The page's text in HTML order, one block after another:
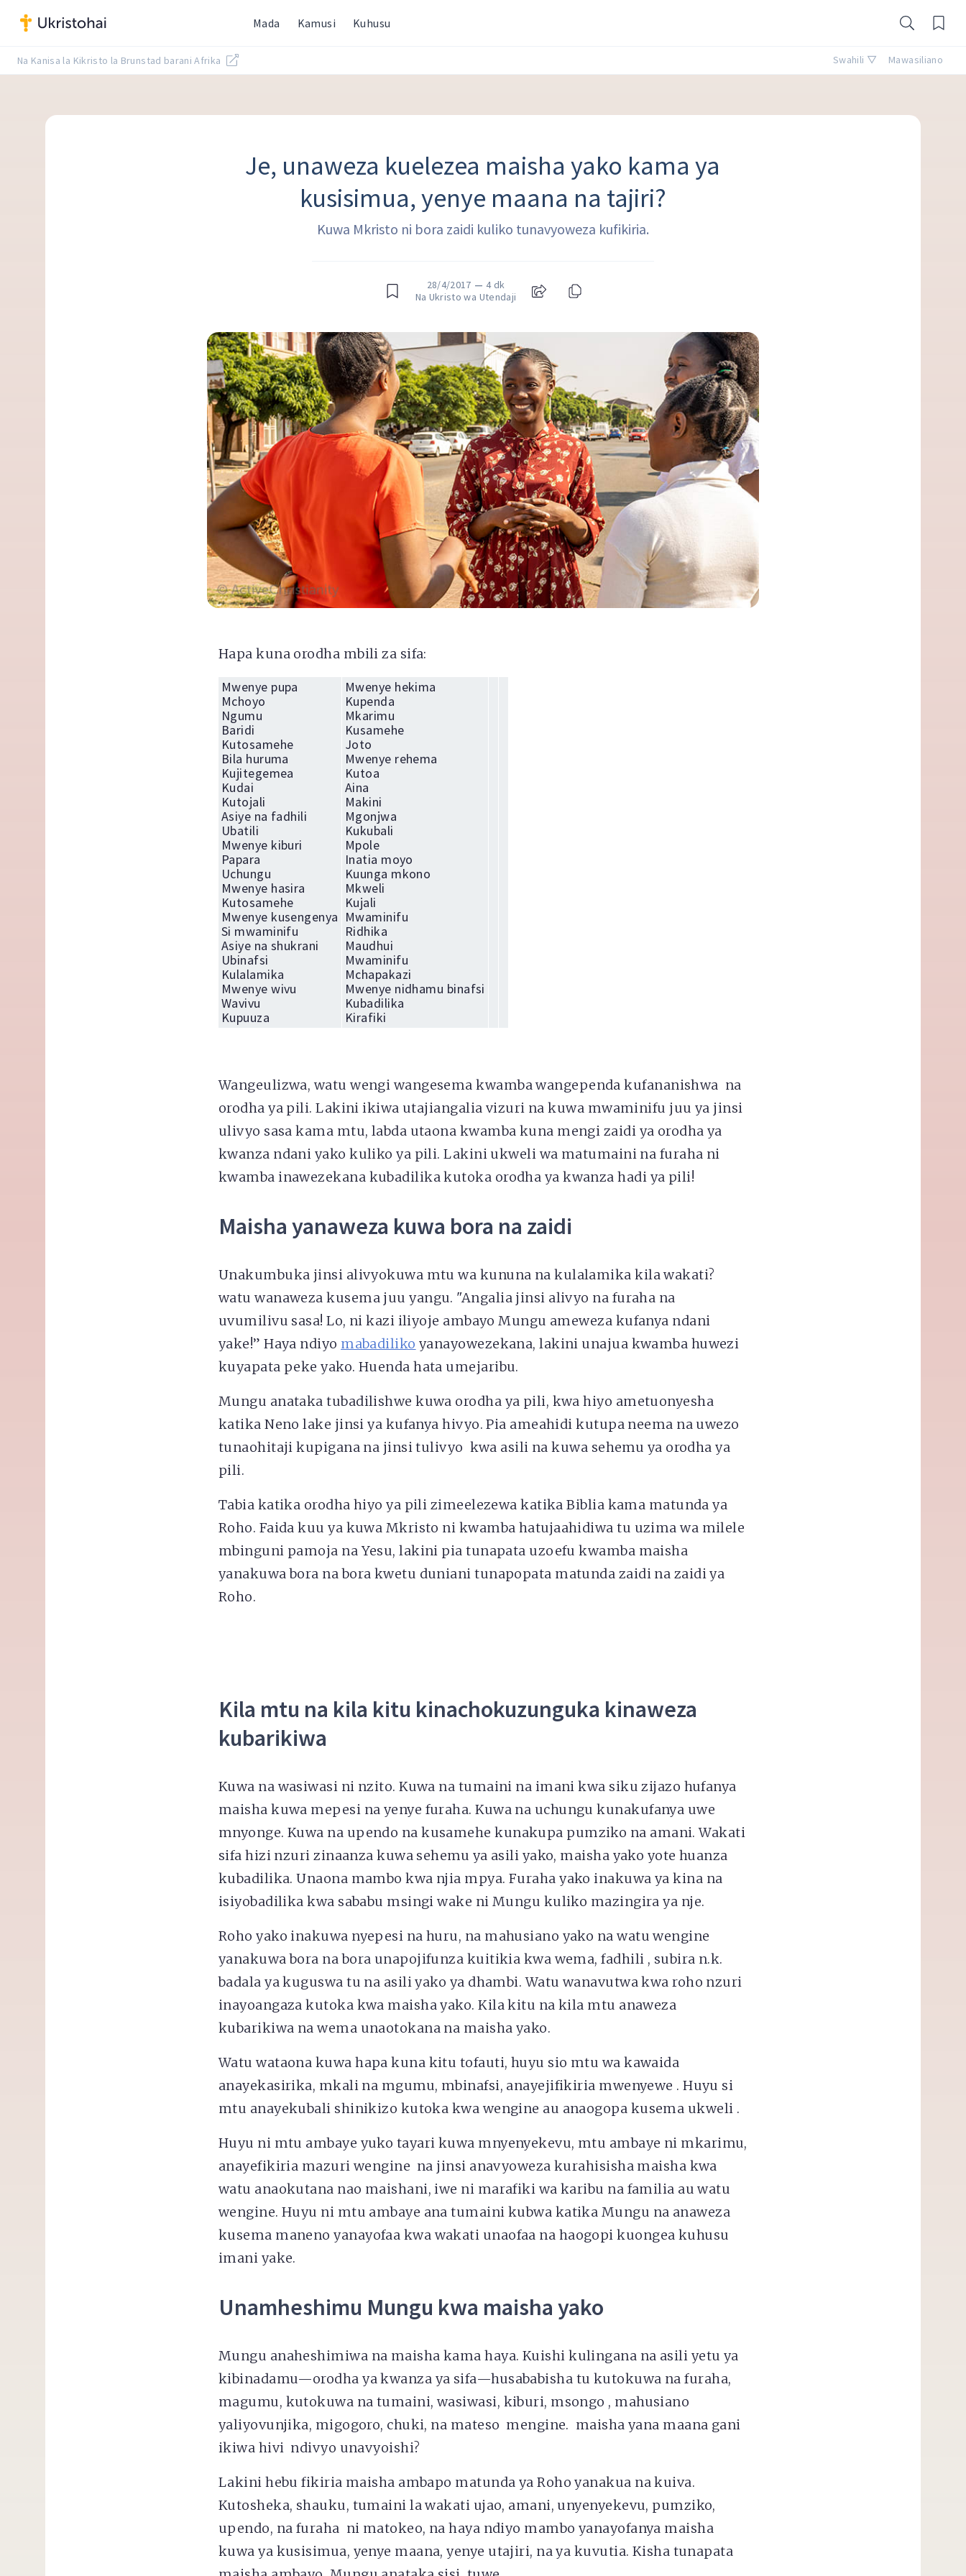
Mada Kamusi Kuhusu
Na Kanisa la Kikristo la Brunstad barani Afrika Swahili ▽ Mawasiliano
Je, unaweza kuelezea maisha yako kama ya
kusisimua, yenye maana na tajiri?
Kuwa Mkristo ni bora zaidi kuliko tunavyoweza kufikiria.
28/4/2017 — 4 dk
Na Ukristo wa Utendaji
Hapa kuna orodha mbili za sifa:
Mwenye pupa
Mchoyo
Ngumu
Baridi
Kutosamehe
Bila huruma
Kujitegemea
Kudai
Kutojali
Asiye na fadhili
Ubatili
Mwenye kiburi
Papara
Uchungu
Mwenye hasira
Kutosamehe
Mwenye kusengenya
Si mwaminifu
Asiye na shukrani
Ubinafsi
Kulalamika
Mwenye wivu
Wavivu
Kupuuza
Mwenye hekima
Kupenda
Mkarimu
Kusamehe
Joto
Mwenye rehema
Kutoa
Aina
Makini
Mgonjwa
Kukubali
Mpole
Inatia moyo
Kuunga mkono
Mkweli
Kujali
Mwaminifu
Ridhika
Maudhui
Mwaminifu
Mchapakazi
Mwenye nidhamu binafsi
Kubadilika
Kirafiki
Wangeulizwa, watu wengi wangesema kwamba wangependa kufananishwa na
orodha ya pili. Lakini ikiwa utajiangalia vizuri na kuwa mwaminifu juu ya jinsi
ulivyo sasa kama mtu, labda utaona kwamba kuna mengi zaidi ya orodha ya
kwanza ndani yako kuliko ya pili. Lakini ukweli wa matumaini na furaha ni
kwamba inawezekana kubadilika kutoka orodha ya kwanza hadi ya pili!
Maisha yanaweza kuwa bora na zaidi
Unakumbuka jinsi alivyokuwa mtu wa kununa na kulalamika kila wakati?
watu wanaweza kusema juu yangu. "Angalia jinsi alivyo na furaha na
uvumilivu sasa! Lo, ni kazi iliyoje ambayo Mungu ameweza kufanya ndani
yake!” Haya ndiyo mabadiliko yanayowezekana, lakini unajua kwamba huwezi
kuyapata peke yako. Huenda hata umejaribu.
Mungu anataka tubadilishwe kuwa orodha ya pili, kwa hiyo ametuonyesha
katika Neno lake jinsi ya kufanya hivyo. Pia ameahidi kutupa neema na uwezo
tunaohitaji kupigana na jinsi tulivyo kwa asili na kuwa sehemu ya orodha ya
pili.
Tabia katika orodha hiyo ya pili zimeelezewa katika Biblia kama matunda ya
Roho. Faida kuu ya kuwa Mkristo ni kwamba hatujaahidiwa tu uzima wa milele
mbinguni pamoja na Yesu, lakini pia tunapata uzoefu kwamba maisha
yanakuwa bora na bora kwetu duniani tunapopata matunda zaidi na zaidi ya
Roho.
Kila mtu na kila kitu kinachokuzunguka kinaweza
kubarikiwa
Kuwa na wasiwasi ni nzito. Kuwa na tumaini na imani kwa siku zijazo hufanya
maisha kuwa mepesi na yenye furaha. Kuwa na uchungu kunakufanya uwe
mnyonge. Kuwa na upendo na kusamehe kunakupa pumziko na amani. Wakati
sifa hizi nzuri zinaanza kuwa sehemu ya asili yako, maisha yako yote huanza
kubadilika. Unaona mambo kwa njia mpya. Furaha yako inakuwa ya kina na
isiyobadilika kwa sababu msingi wake ni Mungu kuliko mazingira ya nje.
Roho yako inakuwa nyepesi na huru, na mahusiano yako na watu wengine
yanakuwa bora na bora unapojifunza kuitikia kwa wema, fadhili , subira n.k.
badala ya kuguswa tu na asili yako ya dhambi. Watu wanavutwa kwa roho nzuri
inayoangaza kutoka kwa maisha yako. Kila kitu na kila mtu anaweza
kubarikiwa na wema unaotokana na maisha yako.
Watu wataona kuwa hapa kuna kitu tofauti, huyu sio mtu wa kawaida
anayekasirika, mkali na mgumu, mbinafsi, anayejifikiria mwenyewe . Huyu si
mtu anayekubali shinikizo kutoka kwa wengine au anaogopa kusema ukweli .
Huyu ni mtu ambaye yuko tayari kuwa mnyenyekevu, mtu ambaye ni mkarimu,
anayefikiria mazuri wengine na jinsi anavyoweza kurahisisha maisha kwa
watu anaokutana nao maishani, iwe ni marafiki wa karibu na familia au watu
wengine. Huyu ni mtu ambaye ana tumaini kubwa katika Mungu na anaweza
kusema maneno yanayofaa kwa wakati unaofaa na haogopi kuongea kuhusu
imani yake.
Unamheshimu Mungu kwa maisha yako
Mungu anaheshimiwa na maisha kama haya. Kuishi kulingana na asili yetu ya
kibinadamu—orodha ya kwanza ya sifa—husababisha tu kutokuwa na furaha,
magumu, kutokuwa na tumaini, wasiwasi, kiburi, msongo , mahusiano
yaliyovunjika, migogoro, chuki, na mateso mengine. maisha yana maana gani
ikiwa hivi ndivyo unavyoishi?
Lakini hebu fikiria maisha ambapo matunda ya Roho yanakua na kuiva.
Kutosheka, shauku, tumaini la wakati ujao, amani, unyenyekevu, pumziko,
upendo, na furaha ni matokeo, na haya ndiyo mambo yanayofanya maisha
kuwa ya kusisimua, yenye maana, yenye utajiri, na ya kuvutia. Kisha tunapata